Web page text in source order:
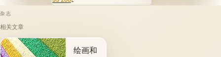
杂志
相关文章
绘画和